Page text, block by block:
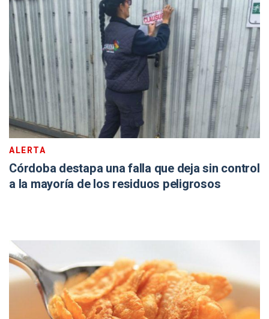
ALERTA
Córdoba destapa una falla que deja sin control
a la mayoría de los residuos peligrosos